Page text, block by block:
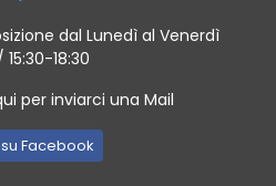
dal Lunedì al Venerdì
18:30
per inviarci una Mail
Facebook